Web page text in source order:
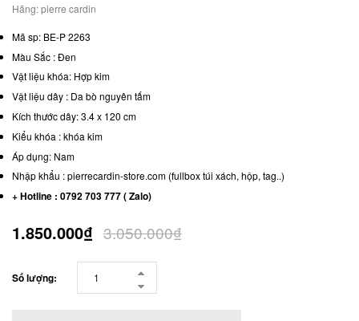
Hãng:pierre cardin
Mã sp: BE-P 2263
Màu Sắc : Đen
Vật liệu khóa: Hợp kim
Vật liệu dây : Da bò nguyên tấm
Kích thước dây: 3.4 x 120 cm
Kiểu khóa : khóa kim
Áp dụng: Nam
Nhập khẩu : pierrecardin-store.com (fullbox túi xách, hộp, tag..)
+ Hotline : 0792 703 777 ( Zalo)
1.850.000₫ 3.050.000₫
Số lượng: